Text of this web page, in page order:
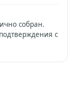
собран.
с